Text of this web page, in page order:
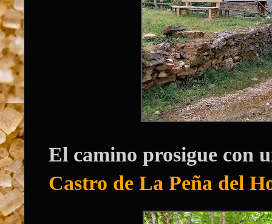
El camino prosigue con
Castro de La Peña del